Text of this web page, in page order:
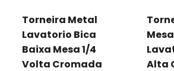
Torneira Metal
Lavatorio Bica
Baixa Mesa 1/4
Volta Cromada
Alta